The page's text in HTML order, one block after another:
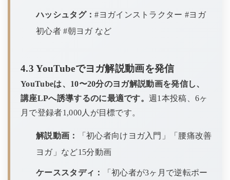
ハッシュタグ：#ヨガインストラクター #ヨガ
初心者 #朝ヨガ など
4.3 YouTubeでヨガ解説動画を発信
YouTubeは、10〜20分のヨガ解説動画を発信し、
講座LPへ誘導するのに最適です。週1本投稿、6ヶ
月で登録者1,000人が目標です。
解説動画：
「初心者向けヨガ入門」「腰痛改善
ヨガ」など15分動画
ケーススタディ：
「初心者が3ヶ月で逆転ポー